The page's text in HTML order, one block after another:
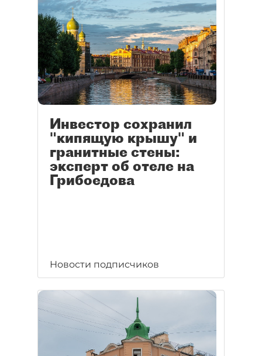
Инвестор сохранил
"кипящую крышу" и
гранитные стены:
эксперт об отеле на
Грибоедова
Новости подписчиков